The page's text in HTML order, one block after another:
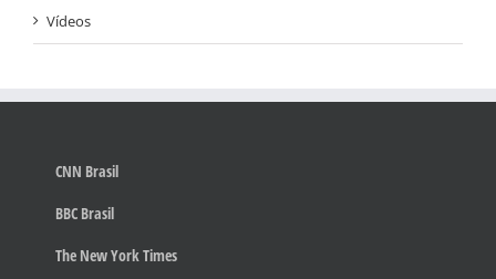
Vídeos
CNN Brasil
BBC Brasil
The New York Times